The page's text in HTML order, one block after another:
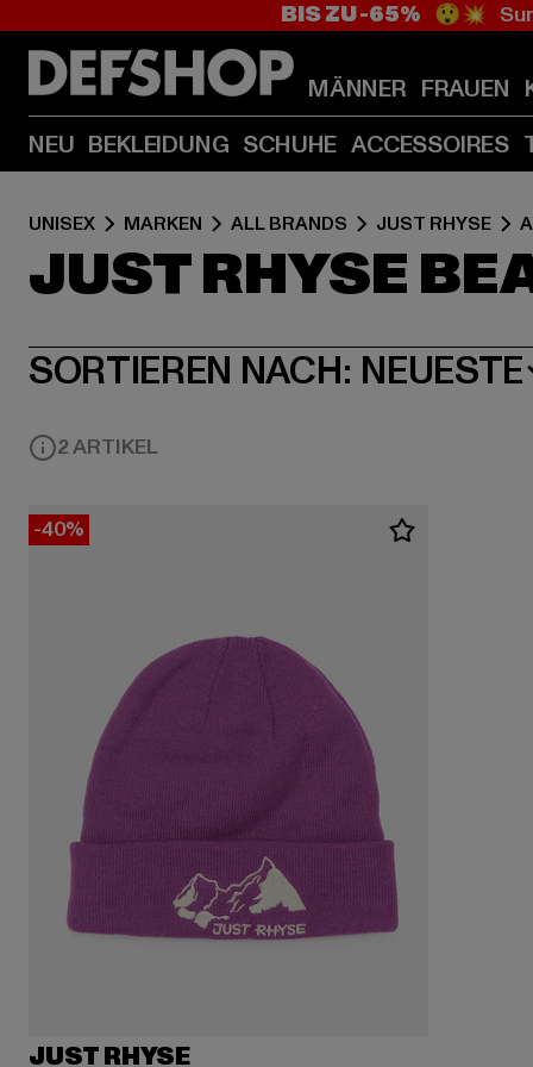
BIS ZU -65% 😲💥
MÄNNER FRAUEN
NEU BEKLEIDUNG SCHUHE ACCESSOIRES
UNISEX MARKEN ALL BRANDS JUST RHYSE
JUST RHYSE
SORTIEREN NACH: NEUESTE
2 ARTIKEL
-40%
JUST RHYSE